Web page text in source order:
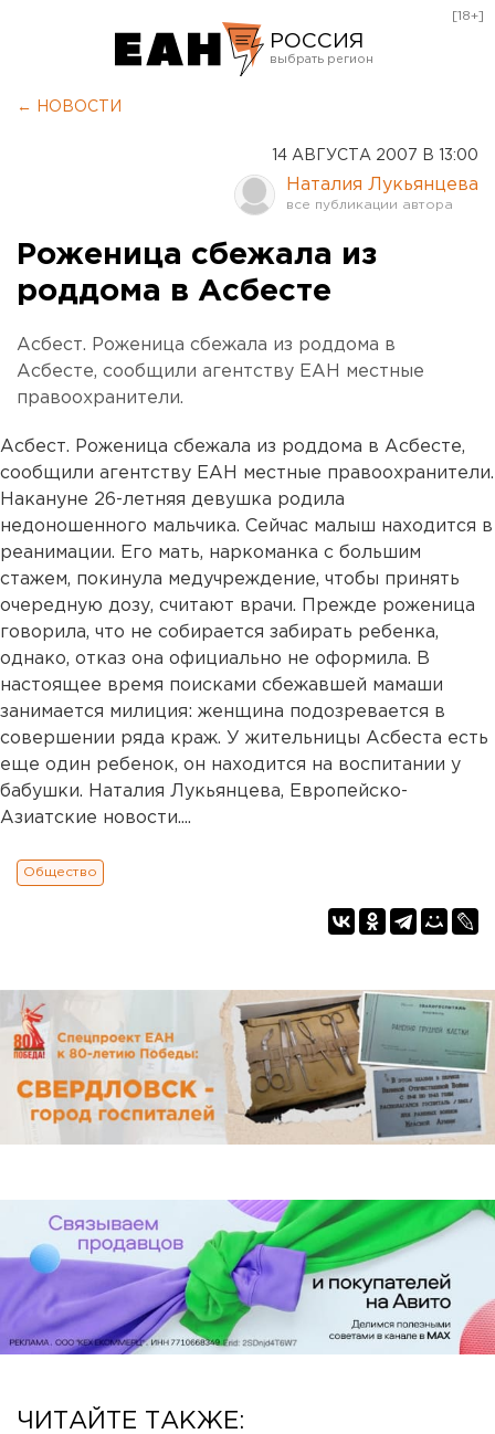
РОССИЯ
Оренбург
[18+]
← НОВОСТИ
14 АВГУСТА 2007 В 13:00
Наталия Лукьянцева
Роженица сбежала из
роддома в Асбесте
Асбест. Роженица сбежала из роддома в
Асбесте, сообщили агентству ЕАН местные
правоохранители.
Асбест. Роженица сбежала из роддома в Асбесте,
сообщили агентству ЕАН местные правоохранители.
Накануне 26-летняя девушка родила
недоношенного мальчика. Сейчас малыш находится в
реанимации. Его мать, наркоманка с большим
стажем, покинула медучреждение, чтобы принять
очередную дозу, считают врачи. Прежде роженица
говорила, что не собирается забирать ребенка,
однако, отказ она официально не оформила. В
настоящее время поисками сбежавшей мамаши
занимается милиция: женщина подозревается в
совершении ряда краж. У жительницы Асбеста есть
еще один ребенок, он находится на воспитании у
бабушки. Наталия Лукьянцева, Европейско-
Азиатские новости....
Общество
ЧИТАЙТЕ ТАКЖЕ: